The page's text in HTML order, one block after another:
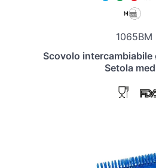
1065BM
Scovolo intercambiabile
Setola